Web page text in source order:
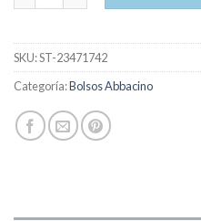
SKU:ST-23471742
Categoría:Bolsos Abbacino